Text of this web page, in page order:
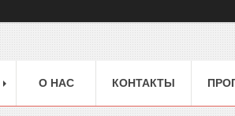
О НАС КОНТАКТЫ